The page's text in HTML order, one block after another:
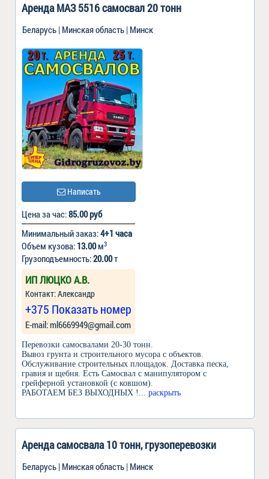
Аренда МАЗ 5516 самосвал 20 тонн
Беларусь | Минская область | Минск
Написать
Цена за час:85.00 руб
Минимальный заказ:4+1 часа
Объем кузова: 13.00м3
Грузоподъемность:20.00т
ИП ЛЮЦКО А.В.
Контакт: Александр
+375 Показать номер
Е-mail: ml6669949@gmail.com
Перевозки самосвалами 20-30 тонн.
Вывоз грунта и строительного мусора с объектов.
Обслуживание строительных площадок. Доставка песка,
гравия и щебня. Есть Самосвал с манипулятором с
грейферной установкой (с ковшом).
РАБОТАЕМ БЕЗ ВЫХОДНЫХ ! ... раскрыть
Аренда самосвала 10 тонн, грузоперевозки
Беларусь | Минская область | Минск